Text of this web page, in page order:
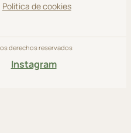
Politica de cookies
derechos reservados
Instagram